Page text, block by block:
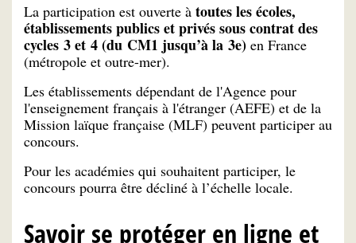
La participation est ouverte à toutes les écoles,
établissements publics et privés sous contrat des
cycles 3 et 4 (du CM1 jusqu’à la 3e) en France
(métropole et outre-mer).
Les établissements dépendant de l'Agence pour
l'enseignement français à l'étranger (AEFE) et de la
Mission laïque française (MLF) peuvent participer au
concours.
Pour les académies qui souhaitent participer, le
concours pourra être décliné à l’échelle locale.
Savoir se protéger en ligne et